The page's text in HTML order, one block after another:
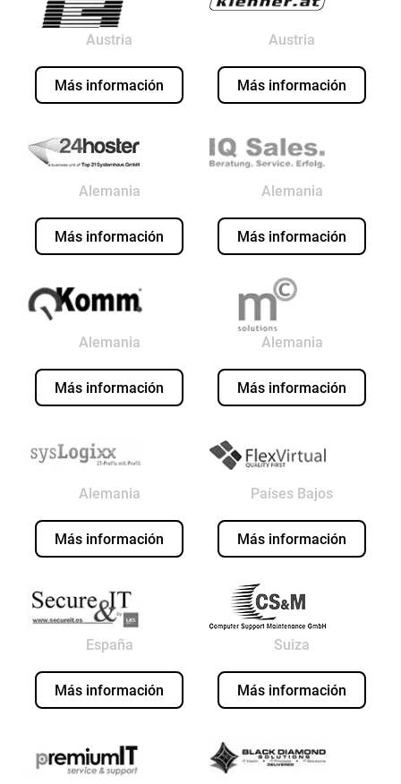
Austria
Más información
Austria
Más información
Alemania
Más información
Alemania
Más información
Alemania
Más información
Alemania
Más información
Alemania
Más información
Países Bajos
Más información
España
Más información
Suiza
Más información